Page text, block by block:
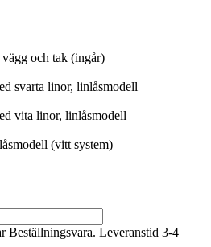
och tak (ingår)
svarta linor, linlåsmodell
vita linor, linlåsmodell
(vitt system)
Beställningsvara. Leveranstid 3-4